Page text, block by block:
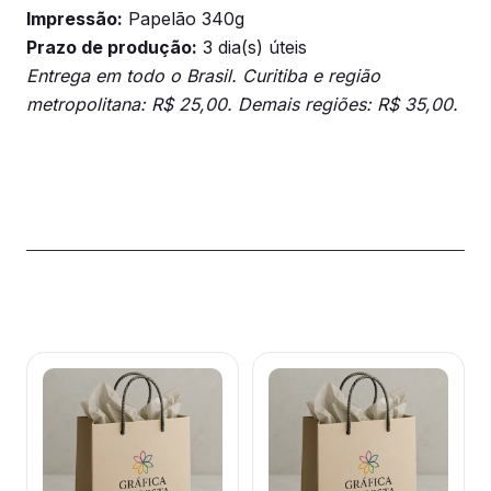
Impressão: Papelão 340g
Prazo de produção: 3 dia(s) úteis
Entrega em todo o Brasil. Curitiba e região
metropolitana: R$ 25,00. Demais regiões: R$ 35,00.
Este
produto
várias
Este
produto
várias